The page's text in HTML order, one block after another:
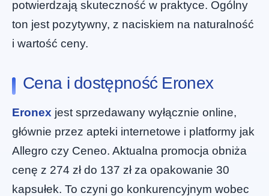
potwierdzają skuteczność w praktyce. Ogólny
ton jest pozytywny, z naciskiem na naturalność
i wartość ceny.
Cena i dostępność Eronex
Eronex jest sprzedawany wyłącznie online,
głównie przez apteki internetowe i platformy jak
Allegro czy Ceneo. Aktualna promocja obniża
cenę z 274 zł do 137 zł za opakowanie 30
kapsułek. To czyni go konkurencyjnym wobec